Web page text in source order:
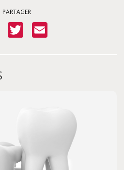
PARTAGER
Facebook
Twitter